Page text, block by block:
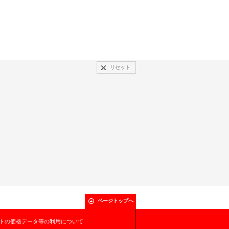
リセット
ページトップへ
の価格データ等の利用について